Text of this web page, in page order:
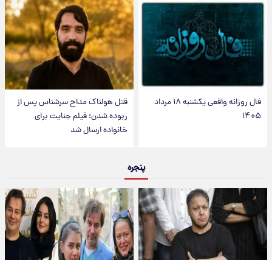
فال روزانه واقعی یکشنبه ۱۸ مرداد
۱۴۰۵
قتل هولناک مداح سرشناس پس از
ربوده شدن؛ فیلم جنایت برای
خانواده ارسال شد
پنجره